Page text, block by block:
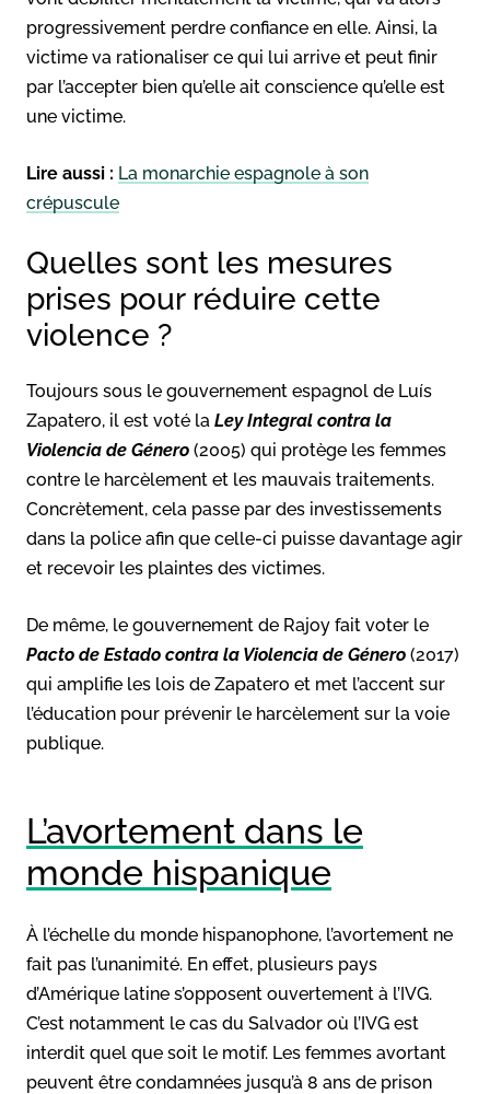
progressivement perdre confiance en elle. Ainsi, la
victime va rationaliser ce qui lui arrive et peut finir
par l’accepter bien qu’elle ait conscience qu’elle est
une victime.
Lire aussi : La monarchie espagnole à son
crépuscule
Quelles sont les mesures
prises pour réduire cette
violence ?
Toujours sous le gouvernement espagnol de Luís
Zapatero, il est voté la Ley Integral contra la
Violencia de Género (2005) qui protège les femmes
contre le harcèlement et les mauvais traitements.
Concrètement, cela passe par des investissements
dans la police afin que celle-ci puisse davantage agir
et recevoir les plaintes des victimes.
De même, le gouvernement de Rajoy fait voter le
Pacto de Estado contra la Violencia de Género (2017)
qui amplifie les lois de Zapatero et met l’accent sur
l’éducation pour prévenir le harcèlement sur la voie
publique.
L’avortement dans le
monde hispanique
À l’échelle du monde hispanophone, l’avortement ne
fait pas l’unanimité. En effet, plusieurs pays
d’Amérique latine s’opposent ouvertement à l’IVG.
C’est notamment le cas du Salvador où l’IVG est
interdit quel que soit le motif. Les femmes avortant
peuvent être condamnées jusqu’à 8 ans de prison